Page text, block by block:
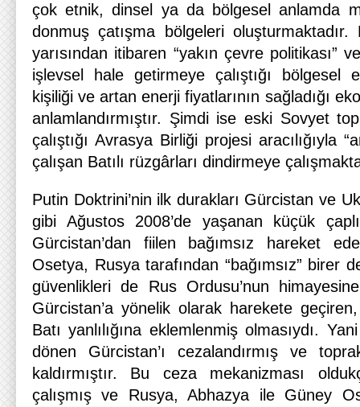
çok etnik, dinsel ya da bölgesel anlamda
donmuş çatışma bölgeleri oluşturmaktadır.
yarısından itibaren “yakın çevre politikası”
işlevsel hale getirmeye çalıştığı bölgesel
kişiliği ve artan enerji fiyatlarının sağladığı
anlamlandırmıştır. Şimdi ise eski Sovyet
çalıştığı Avrasya Birliği projesi aracılığıyla
çalışan Batılı rüzgârları dindirmeye
Putin Doktrini’nin ilk durakları Gürcistan ve
gibi Ağustos 2008’de yaşanan küçük
Gürcistan’dan fiilen bağımsız hareket
Osetya, Rusya tarafından “bağımsız” birer
güvenlikleri de Rus Ordusu’nun himayesine
Gürcistan’a yönelik olarak harekete
Batı yanlılığına eklemlenmiş olmasıydı.
dönen Gürcistan’ı cezalandırmış ve
kaldırmıştır. Bu ceza mekanizması
çalışmış ve Rusya, Abhazya ile Güney